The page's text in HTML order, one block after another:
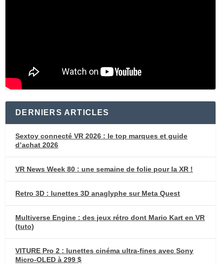
DERNIERS ARTICLES
Sextoy connecté VR 2026 : le top marques et guide
d’achat 2026
VR News Week 80 : une semaine de folie pour la XR !
Retro 3D : lunettes 3D anaglyphe sur Meta Quest
Multiverse Engine : des jeux rétro dont Mario Kart en VR
(tuto)
VITURE Pro 2 : lunettes cinéma ultra-fines avec Sony
Micro-OLED à 299 $